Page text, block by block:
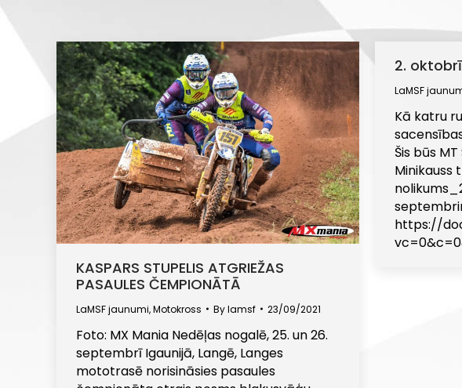
KASPARS STUPELIS ATGRIEŽAS
PASAULES ČEMPIONĀTĀ
LaMSF jaunumi,Motokross Bylamsf 23/09/2021
Foto: MX Mania Nedēļas nogalē, 25. un 26.
septembrī Igaunijā, Langē, Langes
mototrasē norisināsies pasaules
2.
LaMSF
Kā katru
Šis būs
Minikauss
https://